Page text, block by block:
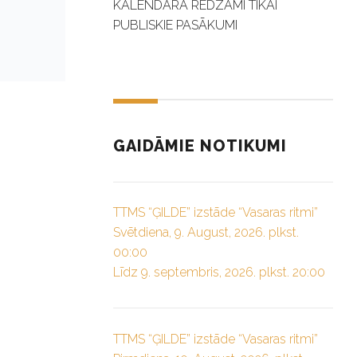
KALENDĀRĀ REDZAMI TIKAI
PUBLISKIE PASĀKUMI
GAIDĀMIE NOTIKUMI
TTMS “ĢILDE” izstāde “Vasaras ritmi”
Svētdiena, 9. August, 2026. plkst.
00:00
Līdz 9. septembris, 2026. plkst. 20:00
TTMS “ĢILDE” izstāde “Vasaras ritmi”